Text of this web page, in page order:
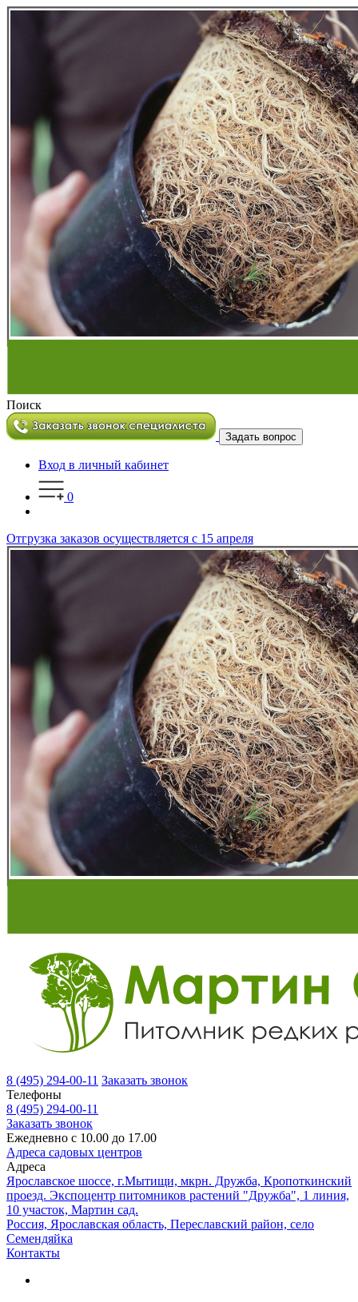
Поиск
Задать вопрос
Вход в личный кабинет
0
Отгрузка заказов осуществляется с 15 апреля
8 (495) 294-00-11 Заказать звонок
Телефоны
8 (495) 294-00-11
Заказать звонок
Ежедневно с 10.00 до 17.00
Адреса садовых центров
Адреса
Ярославское шоссе, г.Мытищи, мкрн. Дружба, Кропоткинский
проезд. Экспоцентр питомников растений "Дружба", 1 линия,
10 участок, Мартин сад.
Россия, Ярославская область, Переславский район, село
Семендяйка
Контакты